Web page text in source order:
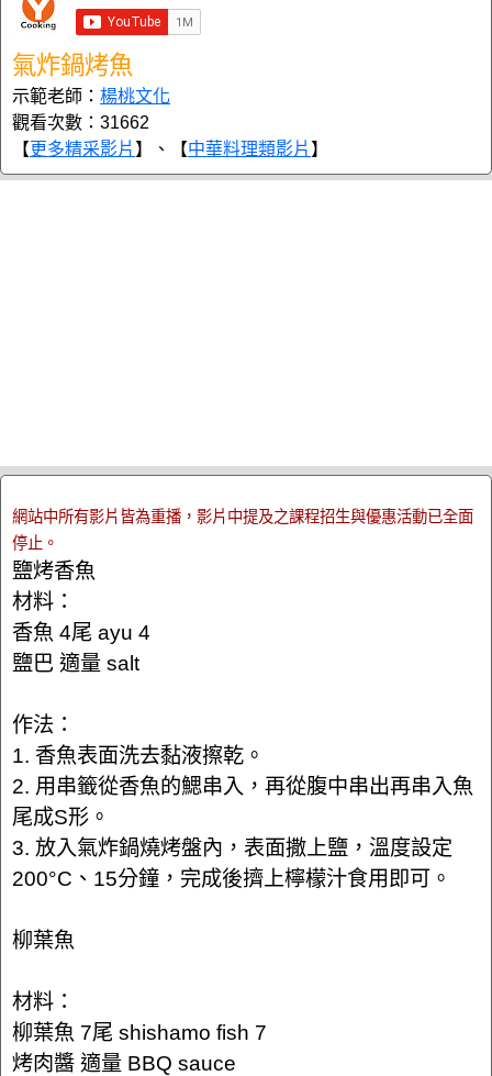
氣炸鍋烤魚
示範老師： 楊桃文化
觀看次數：31662
【更多精采影片 】、【中華料理類影片 】
網站中所有影片皆為重播，影片中提及之課程招生與優惠活動已全面
停止。
鹽烤香魚
材料：
香魚 4尾 ayu 4
鹽巴 適量 salt
作法：
1. 香魚表面洗去黏液擦乾。
2. 用串籤從香魚的鰓串入，再從腹中串出再串入魚
尾成S形。
3. 放入氣炸鍋燒烤盤內，表面撒上鹽，溫度設定
200°C、15分鐘，完成後擠上檸檬汁食用即可。
柳葉魚
材料：
柳葉魚 7尾 shishamo fish 7
烤肉醬 適量 BBQ sauce